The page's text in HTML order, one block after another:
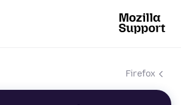
Firefox